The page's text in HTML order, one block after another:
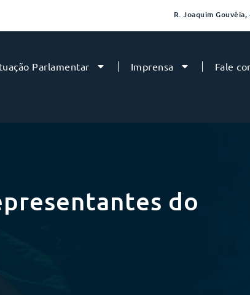
R. Joaquim
Parlamentar Imprensa Fale
do